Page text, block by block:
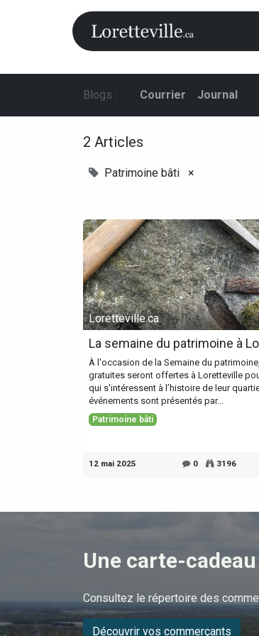
Blogs : Courrier Journal
2 Articles
Patrimoine bâti ×
Loretteville.ca
La semaine du patrimoine à
À l'occasion de la Semaine du
gratuites seront offertes à Loretteville
qui s'intéressent à l’histoire de leur
événements sont présentés par...
Patrimoine bâti
12 mai 2025 0 3196
Une carte-
Consultez le répertoire des
Découvrir vos commerçants